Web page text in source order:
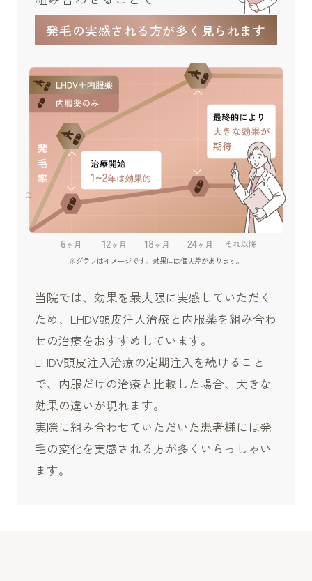
発毛の実感される方が多く見られます
※グラフはイメージです。効果には個人差があります。
当院では、効果を最大限に実感していただく
ため、 LHDV頭皮注入治療と内服薬を組み合わ
せの治療をおすすめしています。
LHDV頭皮注入治療の定期注入を続けること
で、内服だけの治療と比較した場合、大きな
効果の違いが現れます。
実際に組み合わせていただいた患者様には発
毛の変化を実感される方が多くいらっしゃい
ます。